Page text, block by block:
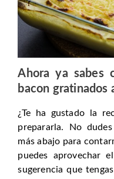
Ahora ya sabes
bacon gratinados
¿Te ha gustado la
prepararla. No
más abajo para
puedes aprovechar
sugerencia que